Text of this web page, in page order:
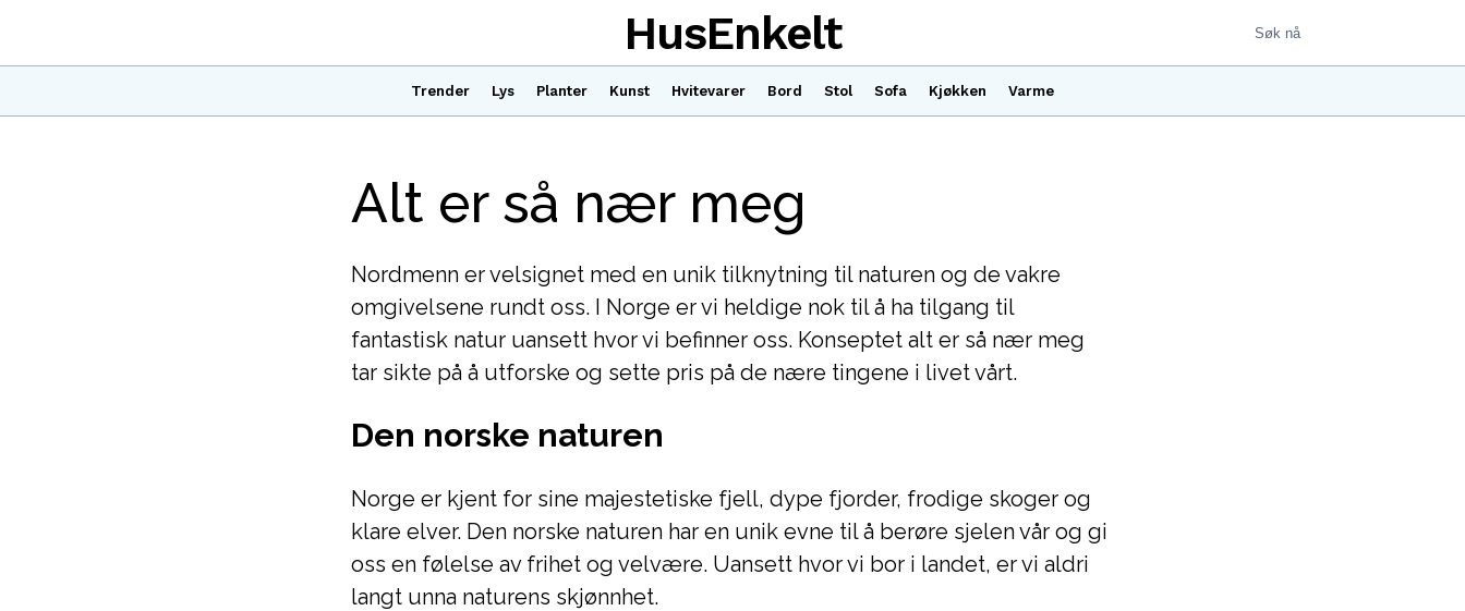
Trender Lys Planter Kunst Hvitevarer Bord Stol Sofa Kjøkken Varme
HusEnkelt
Alt er så nær meg
Nordmenn er velsignet med en unik tilknytning til naturen og de vakre
omgivelsene rundt oss. I Norge er vi heldige nok til å ha tilgang til
fantastisk natur uansett hvor vi befinner oss. Konseptet alt er så nær meg
tar sikte på å utforske og sette pris på de nære tingene i livet vårt.
Den norske naturen
Norge er kjent for sine majestetiske fjell, dype fjorder, frodige skoger og
klare elver. Den norske naturen har en unik evne til å berøre sjelen vår og gi
oss en følelse av frihet og velvære. Uansett hvor vi bor i landet, er vi aldri
langt unna naturens skjønnhet.